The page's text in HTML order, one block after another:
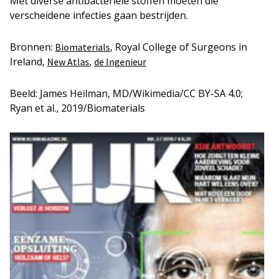
verscheidene infecties gaan bestrijden.
Bronnen: Biomaterials, Royal College of Surgeons in
Ireland, New Atlas, de Ingenieur
Beeld: James Heilman, MD/Wikimedia/CC BY-SA 4.0;
Ryan et al., 2019/Biomaterials